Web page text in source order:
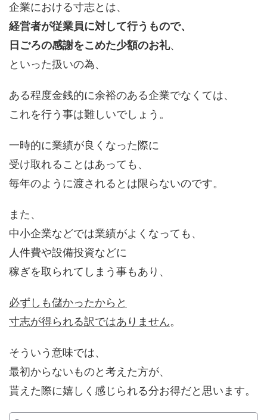
企業における寸志とは、
経営者が従業員に対して行うもので、
日ごろの感謝をこめた少額のお礼、
といった扱いの為、
ある程度金銭的に余裕のある企業でなくては、
これを行う事は難しいでしょう。
一時的に業績が良くなった際に
受け取れることはあっても、
毎年のように渡されるとは限らないのです。
また、
中小企業などでは業績がよくなっても、
人件費や設備投資などに
稼ぎを取られてしまう事もあり、
必ずしも儲かったからと
寸志が得られる訳ではありません。
そういう意味では、
最初からないものと考えた方が、
貰えた際に嬉しく感じられる分お得だと思います。